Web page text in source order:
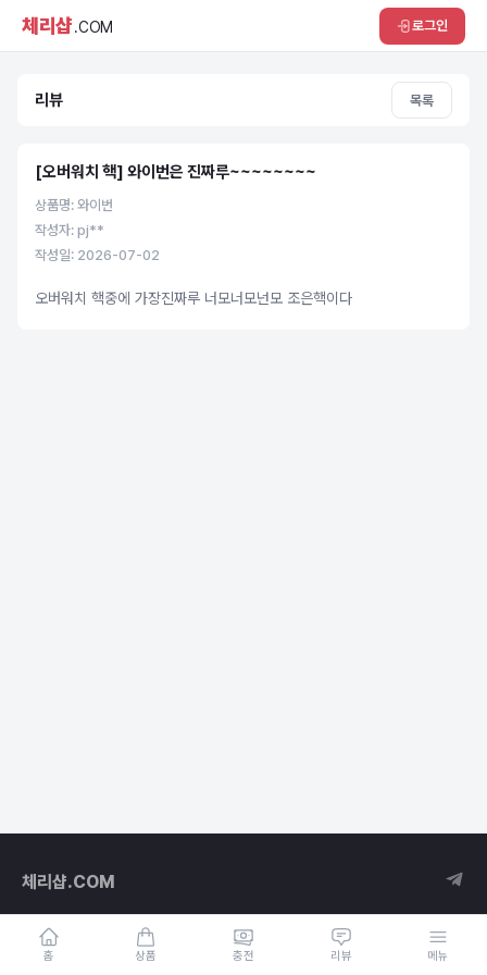
체리샵.COM 로그인
리뷰 목록
[오버워치 핵] 와이번은 진짜루~~~~~~~~
상품명: 와이번
작성자: pj**
작성일: 2026-07-02
오버워치 핵중에 가장진짜루 너모너모넌모 조은핵이다
홈 상품 충전 리뷰 메뉴
체리샵.COM